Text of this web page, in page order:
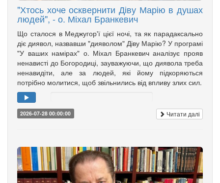
"Хтось хоче осквернити Діву Марію в душах
людей", - о. Міхал Бранкевич
Що сталося в Меджугор'ї цієї ночі, та як парадаксально
діє диявол, назвавши "дияволом" Діву Марію? У програмі
"У ваших намірах" о. Міхал Бранкевич аналізує прояв
ненависті до Богородиці, зауважуючи, що диявола треба
ненавидіти, але за людей, які йому підкоряються
потрібно молитися, щоб звільнились від впливу злих сил.
2026-07-28 00:00:00 Читати далі